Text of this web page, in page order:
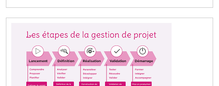
Le
De
Votre
Entreprise